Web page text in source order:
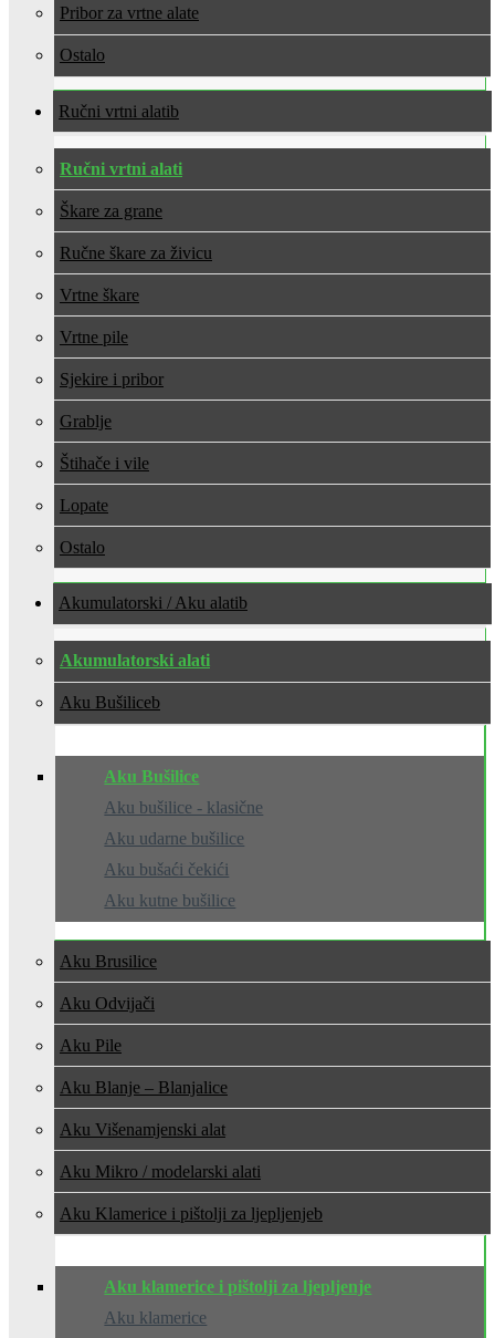
Pribor za vrtne alate
Ostalo
Ručni vrtni alati
Ručni vrtni alati
Škare za grane
Ručne škare za živicu
Vrtne škare
Vrtne pile
Sjekire i pribor
Grablje
Štihače i vile
Lopate
Ostalo
Akumulatorski / Aku alati
Akumulatorski alati
Aku Bušilice
Aku Bušilice
Aku bušilice - klasične
Aku udarne bušilice
Aku bušaći čekići
Aku kutne bušilice
Aku Brusilice
Aku Odvijači
Aku Pile
Aku Blanje – Blanjalice
Aku Višenamjenski alat
Aku Mikro / modelarski alati
Aku Klamerice i pištolji za ljepljenje
Aku klamerice i pištolji za ljepljenje
Aku klamerice